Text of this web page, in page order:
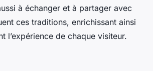
à échanger et à partager avec
ces traditions, enrichissant ainsi
l’expérience de chaque visiteur.